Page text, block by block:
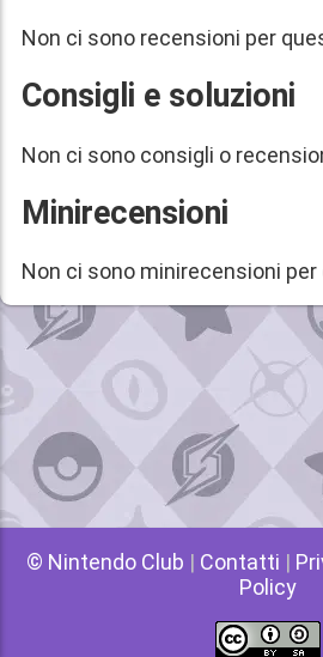
Non ci sono recensioni per
Consigli e soluzioni
Non ci sono consigli o
Minirecensioni
Non ci sono minirecensioni
© Nintendo Club | Contatti |
Policy